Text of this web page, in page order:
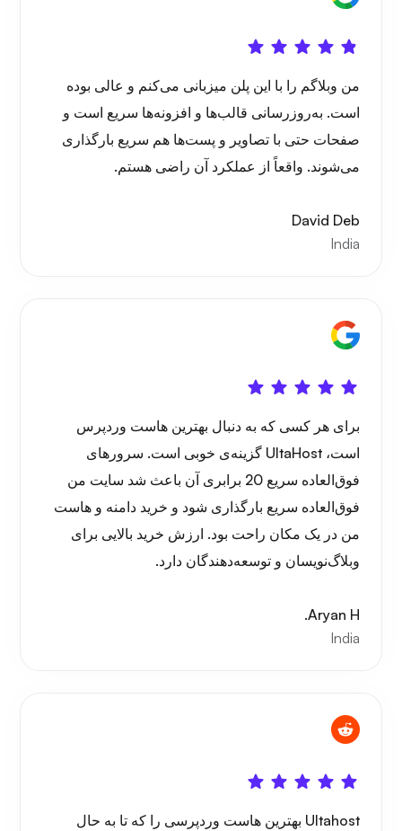
من وبلاگم را با این پلن میزبانی می‌کنم و عالی بوده
است. به‌روزرسانی قالب‌ها و افزونه‌ها سریع است و
صفحات حتی با تصاویر و پست‌ها هم سریع بارگذاری
می‌شوند. واقعاً از عملکرد آن راضی هستم.
David Deb
India
برای هر کسی که به دنبال بهترین هاست وردپرس
است، UltaHost گزینه‌ی خوبی است. سرورهای
فوق‌العاده سریع 20 برابری آن باعث شد سایت من
فوق‌العاده سریع بارگذاری شود و خرید دامنه و هاست
من در یک مکان راحت بود. ارزش خرید بالایی برای
وبلاگ‌نویسان و توسعه‌دهندگان دارد.
Aryan H.
India
Ultahost بهترین هاست وردپرسی را که تا به حال